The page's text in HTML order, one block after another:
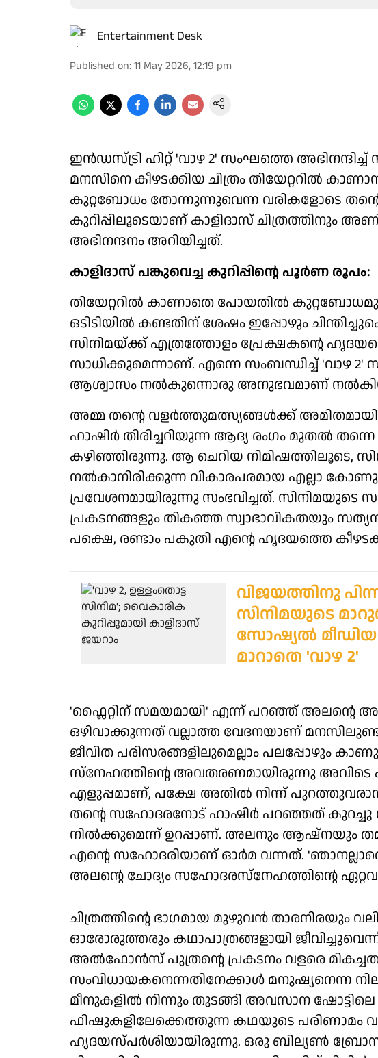
Entertainment Desk
Published on:11 May 2026, 12:19 pm
ഇൻഡസ്ട്രി ഹിറ്റ് 'വാഴ 2' സംഘത്തെ അഭിനന്ദിച്ച്
മനസിനെ കീഴടക്കിയ ചിത്രം തിയേറ്ററിൽ
കുറ്റബോധം തോന്നുന്നുവെന്ന വരികളോടെ
കുറിപ്പിലൂടെയാണ് കാളിദാസ് ചിത്രത്തിനും
അഭിനന്ദനം അറിയിച്ചത്.
കാളിദാസ് പങ്കുവെച്ച കുറിപ്പിന്റെ പൂർണ രൂപം:
തിയേറ്ററിൽ കാണാതെ പോയതിൽ
ഒടിടിയിൽ കണ്ടതിന് ശേഷം ഇപ്പോഴും
സിനിമയ്ക്ക് എത്രത്തോളം പ്രേക്ഷകന്റെ
സാധിക്കുമെന്നാണ്. എന്നെ സംബന്ധിച്ച് 'വാഴ 2'
ആശ്വാസം നൽകുന്നൊരു അനുഭവമാണ്
അമ്മ തന്റെ വളർത്തുമത്സ്യങ്ങൾക്ക്
ഹാഷിർ തിരിച്ചറിയുന്ന ആദ്യ രംഗം മുതൽ തന്നെ
കഴിഞ്ഞിരുന്നു. ആ ചെറിയ നിമിഷത്തിലൂടെ,
നൽകാനിരിക്കുന്ന വികാരപരമായ എല്ലാ
പ്രവേശനമായിരുന്നു സംഭവിച്ചത്.
പ്രകടനങ്ങളും തികഞ്ഞ സ്വാഭാവികതയും
പക്ഷെ, രണ്ടാം പകുതി എന്റെ ഹൃദയത്തെ
വിജയത്തിനു
സിനിമയുടെ
സോഷ്യൽ മീഡിയ
മാറാതെ 'വാഴ 2'
'ഫ്ലൈറ്റിന് സമയമായി' എന്ന് പറഞ്ഞ് അലന്റെ
ഒഴിവാക്കുന്നത് വല്ലാത്ത വേദനയാണ്
ജീവിത പരിസരങ്ങളിലുമെല്ലാം പലപ്പോഴും
സ്നേഹത്തിന്റെ അവതരണമായിരുന്നു അവിടെ
എളുപ്പമാണ്, പക്ഷേ അതിൽ നിന്ന്
തന്റെ സഹോദരനോട് ഹാഷിർ പറഞ്ഞത് കുറച്ചു
നിൽക്കുമെന്ന് ഉറപ്പാണ്. അലനും ആഷ്നയും
എന്റെ സഹോദരിയാണ് ഓർമ വന്നത്.
അലന്റെ ചോദ്യം സഹോദരസ്നേഹത്തിന്റെ
ചിത്രത്തിന്റെ ഭാഗമായ മുഴുവൻ താരനിരയും
ഓരോരുത്തരും കഥാപാത്രങ്ങളായി ജീവിച്ചുവെന്ന്
അൽഫോൻസ് പുത്രന്റെ പ്രകടനം വളരെ
സംവിധായകനെന്നതിനേക്കാൾ മനുഷ്യനെന്ന
മീനുകളിൽ നിന്നും തുടങ്ങി അവസാന
ഫിഷുകളിലേക്കെത്തുന്ന കഥയുടെ പരിണാമം
ഹൃദയസ്പർശിയായിരുന്നു. ഒരു ബില്യൺ